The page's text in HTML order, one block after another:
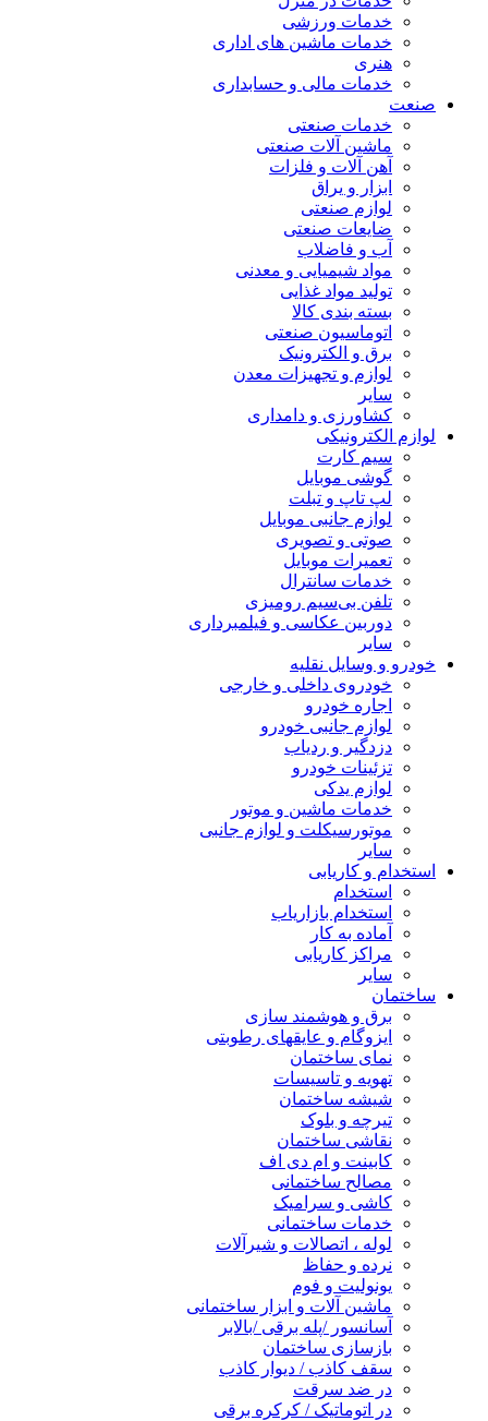
خدمات ورزشی
خدمات ماشین های اداری
هنری
خدمات مالی و حسابداری
صنعت
خدمات صنعتی
ماشین آلات صنعتی
آهن آلات و فلزات
ابزار و یراق
لوازم صنعتی
ضایعات صنعتی
آب و فاضلاب
مواد شیمیایی و معدنی
تولید مواد غذایی
بسته بندی کالا
اتوماسیون صنعتی
برق و الکترونیک
لوازم و تجهیزات معدن
سایر
کشاورزی و دامداری
لوازم الکترونیکی
سیم کارت
گوشی موبایل
لپ تاپ و تبلت
لوازم جانبی موبایل
صوتی و تصویری
تعمیرات موبایل
خدمات سانترال
تلفن بی‌سیم رومیزی
دوربین عکاسی و فیلمبرداری
سایر
خودرو و وسایل نقلیه
خودروی داخلی و خارجی
اجاره خودرو
لوازم جانبی خودرو
دزدگیر و ردیاب
تزئینات خودرو
لوازم یدکی
خدمات ماشین و موتور
موتورسیکلت و لوازم جانبی
سایر
استخدام و کاریابی
استخدام
استخدام بازاریاب
آماده به کار
مراکز کاریابی
سایر
ساختمان
برق و هوشمند سازی
ایزوگام و عایقهای رطوبتی
نمای ساختمان
تهویه و تاسیسات
شیشه ساختمان
تیرچه و بلوک
نقاشی ساختمان
کابینت و ام دی اف
مصالح ساختمانی
کاشی و سرامیک
خدمات ساختمانی
لوله ، اتصالات و شیرآلات
نرده و حفاظ
یونولیت و فوم
ماشین آلات و ابزار ساختمانی
آسانسور /پله برقی /بالابر
بازسازی ساختمان
سقف کاذب / دیوار کاذب
در ضد سرقت
در اتوماتیک / کرکره برقی